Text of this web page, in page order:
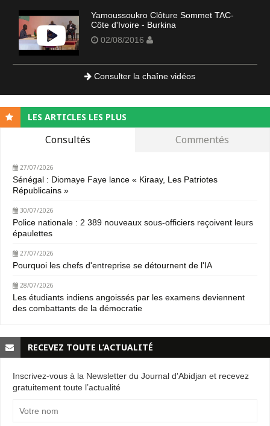
Yamoussoukro Clôture Sommet TAC-
Côte d'Ivoire - Burkina
02/08/2016
Consulter la chaîne vidéos
LES ARTICLES LES PLUS
Consultés Commentés
27/07/2026
Sénégal : Diomaye Faye lance « Kiraay, Les Patriotes
Républicains »
30/07/2026
Police nationale : 2 389 nouveaux sous-officiers reçoivent leurs
épaulettes
27/07/2026
Pourquoi les chefs d'entreprise se détournent de l'IA
28/07/2026
Les étudiants indiens angoissés par les examens deviennent
des combattants de la démocratie
RECEVEZ TOUTE L’ACTUALITÉ
Inscrivez-vous à la Newsletter du Journal d'Abidjan et recevez
gratuitement toute l’actualité